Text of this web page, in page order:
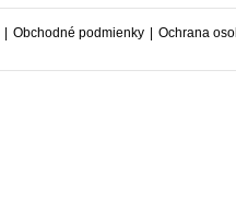
| Obchodné podmienky | Ochrana